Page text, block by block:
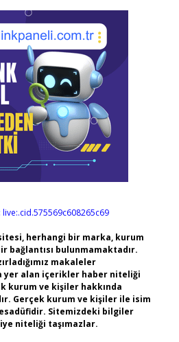
live:.cid.575569c608265c69
herhangi bir marka, kurum
bağlantısı bulunmamaktadır.
makaleler
yer alan içerikler haber niteliği
kurum ve kişiler hakkında
Gerçek kurum ve kişiler ile isim
Sitemizdeki bilgiler
niteliği taşımazlar.